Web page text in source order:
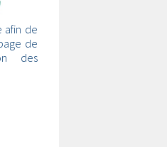
afin de
de
des